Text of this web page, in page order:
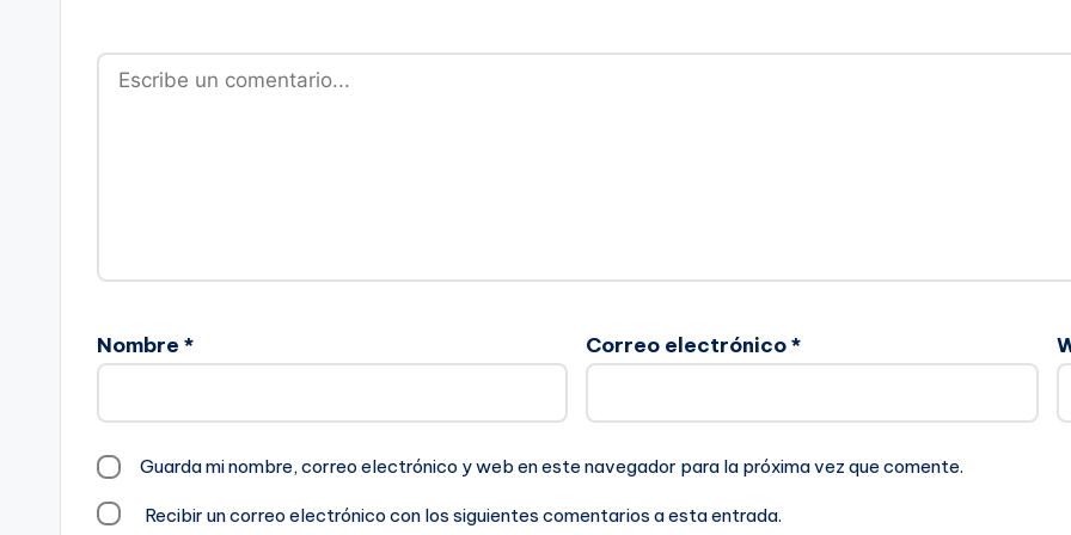
Nombre * Correo electrónico*
Guarda mi nombre, correo electrónico y web en este navegador para la próxima vez que comente.
Recibir un correo electrónico con los siguientes comentarios a esta entrada.